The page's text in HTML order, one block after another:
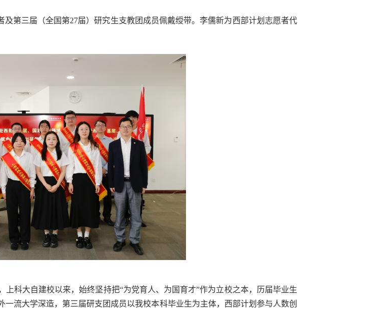
第三届（全国第27届）研究生支教团成员佩戴绶带。李儒新为西部计划志愿者代
科大自建校以来，始终坚持把“为党育人、为国育才”作为立校之本，历届毕业生
流大学深造，第三届研支团成员以我校本科毕业生为主体，西部计划参与人数创